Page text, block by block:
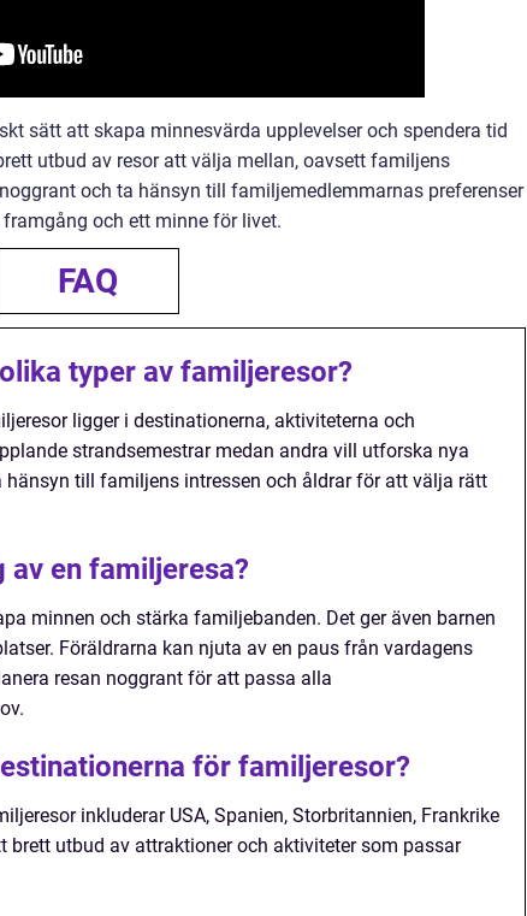
sätt att skapa minnesvärda upplevelser och spendera tid
utbud av resor att välja mellan, oavsett familjens
och ta hänsyn till familjemedlemmarnas preferenser
och ett minne för livet.
FAQ
typer av familjeresor?
ligger i destinationerna, aktiviteterna och
strandsemestrar medan andra vill utforska nya
hänsyn till familjens intressen och åldrar för att välja rätt
av en familjeresa?
minnen och stärka familjebanden. Det ger även barnen
Föräldrarna kan njuta av en paus från vardagens
resan noggrant för att passa alla
för familjeresor?
inkluderar USA, Spanien, Storbritannien, Frankrike
brett utbud av attraktioner och aktiviteter som passar